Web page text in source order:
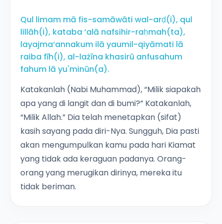
Qul limam mā fis-samāwāti wal-arḍ(i), qul
lillāh(i), kataba ‘alā nafsihir-raḥmah(ta),
layajma‘annakum ilā yaumil-qiyāmati lā
raiba fīh(i), al-lażīna khasirū anfusahum
fahum lā yu'minūn(a).
Katakanlah (Nabi Muhammad), “Milik siapakah
apa yang di langit dan di bumi?” Katakanlah,
“Milik Allah.” Dia telah menetapkan (sifat)
kasih sayang pada diri-Nya. Sungguh, Dia pasti
akan mengumpulkan kamu pada hari Kiamat
yang tidak ada keraguan padanya. Orang-
orang yang merugikan dirinya, mereka itu
tidak beriman.